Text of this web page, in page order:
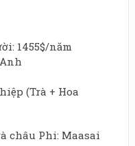
1455$/năm
(Trà + Hoa
châu Phi: Maasai